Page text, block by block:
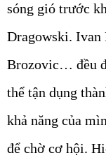
sóng gió trước
Dragowski. Ivan
Brozovic… đều
thể tận dụng
khả năng của
để chờ cơ hội.